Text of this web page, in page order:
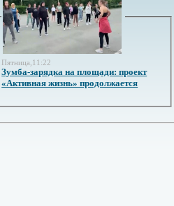
Пятница,11:22
Зумба-зарядка на площади: проект
«Активная жизнь» продолжается